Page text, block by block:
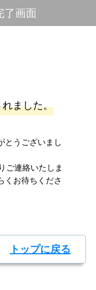
了画面
ました。
とうございまし
ご連絡いたしま
くお待ちくださ
トップに戻る